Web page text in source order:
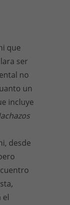
que
ser
no
un
incluye
desde
el